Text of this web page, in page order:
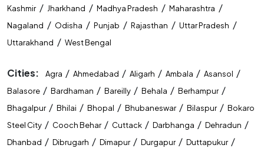
Kashmir/ Jharkhand / Madhya Pradesh / Maharashtra /
Nagaland / Odisha / Punjab / Rajasthan / Uttar Pradesh /
Uttarakhand / West Bengal
Cities: Agra / Ahmedabad / Aligarh / Ambala / Asansol /
Balasore / Bardhaman / Bareilly / Behala / Berhampur /
Bhagalpur / Bhilai / Bhopal / Bhubaneswar / Bilaspur / Bokaro
Steel City / Cooch Behar / Cuttack / Darbhanga / Dehradun /
Dhanbad / Dibrugarh / Dimapur / Durgapur / Duttapukur /